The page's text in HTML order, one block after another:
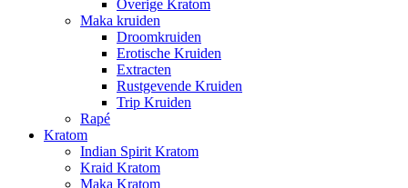
Overige Kratom
Maka kruiden
Droomkruiden
Erotische Kruiden
Extracten
Rustgevende Kruiden
Trip Kruiden
Rapé
Kratom
Indian Spirit Kratom
Kraid Kratom
Maka Kratom